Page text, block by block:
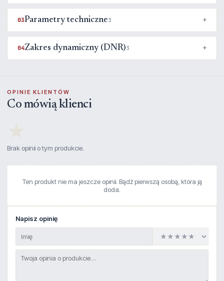
03Parametry techniczne3
04Zakres dynamiczny (DNR)3
OPINIE KLIENTÓW
Co mówią klienci
Brak opinii o tym produkcie.
Ten produkt nie ma jeszcze opinii. Bądź pierwszą osobą, która ją
doda.
Napisz opinię